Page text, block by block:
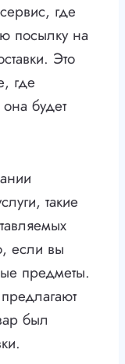
где
посылку на
Это
где
будет
такие
если вы
предметы.
был